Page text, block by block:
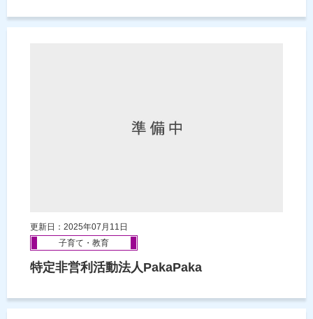
更新日：2025年07月11日
子育て・教育
特定非営利活動法人PakaPaka